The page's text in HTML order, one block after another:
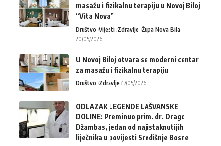
masažu i fizikalnu terapiju u Novoj Biloj
“Vita Nova”
Društvo Vijesti Zdravlje Župa Nova Bila
20/05/2026
U Novoj Biloj otvara se moderni centar
za masažu i fizikalnu terapiju
Društvo Zdravlje 17/05/2026
ODLAZAK LEGENDE LAŠVANSKE
DOLINE: Preminuo prim. dr. Drago
Džambas, jedan od najistaknutijih
liječnika u povijesti Središnje Bosne